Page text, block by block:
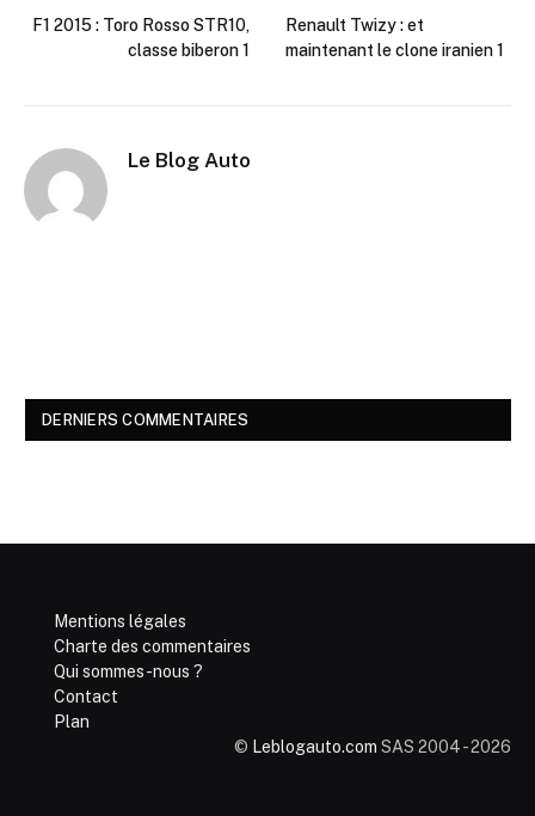
F1 2015 : Toro Rosso STR10,
classe biberon 1
Renault Twizy : et
maintenant le clone iranien 1
Le Blog Auto
DERNIERS COMMENTAIRES
Mentions légales
Charte des commentaires
Qui sommes-nous ?
Contact
Plan
© Leblogauto.com SAS 2004 - 2026